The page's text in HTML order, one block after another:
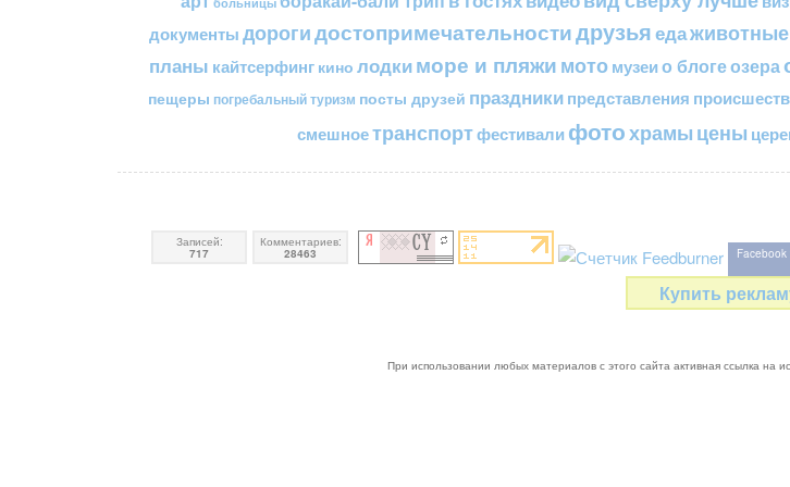
документыдорогидостопримечательностидрузьяедаживотные
планы кайтсерфинг кино лодкиморе и пляжимото музеи о блогеозера
пещеры погребальный туризм посты друзей праздникипредставления
смешноетранспортфестивали фотохрамы цены
Записей:
717
Комментариев:
28463 Facebook
Купить
При использовании любых материалов с этого сайта активная ссылка на